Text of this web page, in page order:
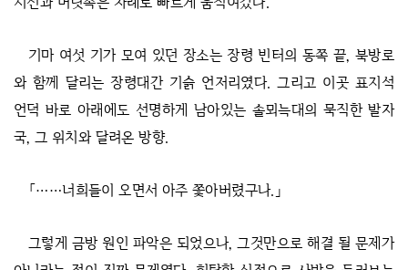
기마 여섯 기가 모여 있던 장소는 장령 빈터의 동쪽 끝, 북방로
와 함께 달리는 장령대간 기슭 언저리였다. 그리고 이곳 표지석
언덕 바로 아래에도 선명하게 남아있는 솔뫼늑대의 묵직한 발자
국, 그 위치와 달려온 방향.
「……너희들이 오면서 아주 쫓아버렸구나.」
그렇게 금방 원인 파악은 되었으나, 그것만으로 해결 될 문제가